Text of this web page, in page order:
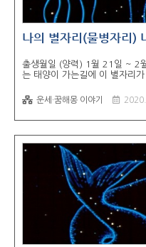
나의 별자리(물병자리)
출생월일 (양력) 1월 21일 ~ 2
는 태양이 가는길에 이 별자리
직선적인 성격과 명석한 두뇌를
자 하는 것이 물병자리 사람의
몰려 다니길 좋아하며 리더쉽
당신의 수호신은 천상계의 신
청백색,노랑,초록색입니다. 물
리 여성과 ..
운세·꿈해몽 이야기